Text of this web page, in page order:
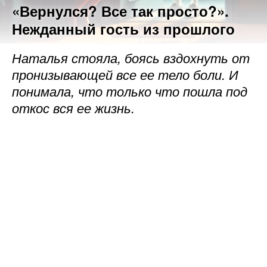
«Вернулся? Все так просто?».
Нежданный гость из прошлого
Наталья стояла, боясь вздохнуть от
пронизывающей все ее тело боли. И
понимала, что только что пошла под
откос вся ее жизнь.